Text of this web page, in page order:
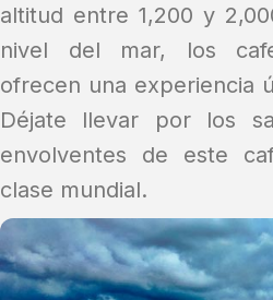
altitud entre 1,200 y
nivel del mar, los
ofrecen una experiencia
Déjate llevar por los
envolventes de este
clase mundial.